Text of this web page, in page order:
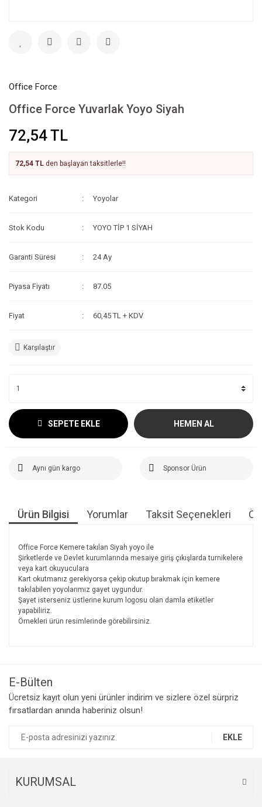
Office Force
Office Force Yuvarlak Yoyo Siyah
72,54 TL
72,54 TL den başlayan taksitlerle!!
Kategori Yoyolar
Stok Kodu YOYO TİP 1 SİYAH
Garanti Süresi 24 Ay
Piyasa Fiyatı 87.05
Fiyat 60,45 TL + KDV
Karşılaştır
SEPETE EKLE HEMEN AL
Aynı gün kargo Sponsor Ürün
Ürün Bilgisi Yorumlar Taksit Seçenekleri
Office Force Kemere takılan Siyah yoyo ile
Şirketlerde ve Devlet kurumlarında mesaiye giriş çıkışlarda turnikelere
veya kart okuyuculara
Kart okutmanız gerekiyorsa çekip okutup bırakmak için kemere
takılabilen yoyolarımız gayet uygundur.
Şayet isterseniz üstlerine kurum logosu olan damla etiketler
yapabiliriz.
Örnekleri ürün resimlerinde görebilirsiniz.
Ürün resmi kalitesiz, bozuk veya görüntülenemiyor.
Ürün açıklamasında eksik bilgiler bulunuyor.
E-Bülten
Ücretsiz kayıt olun yeni ürünler indirim ve sizlere özel sürpriz
fırsatlardan anında haberiniz olsun!
EKLE
KURUMSAL